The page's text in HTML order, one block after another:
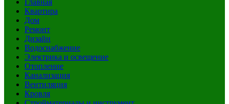
Квартира
Дом
Ремонт
Дизайн
Водоснабжение
Электрика и освещение
Отопление
Канализация
Вентиляция
Кровля